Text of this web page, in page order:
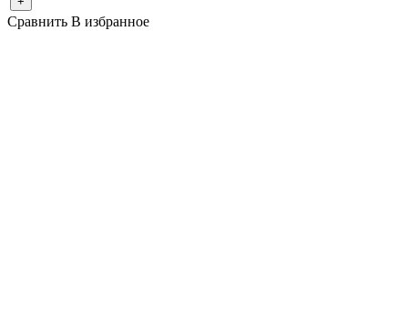
Сравнить В избранное